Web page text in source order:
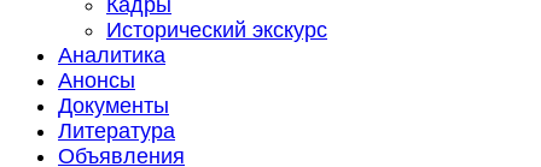
Кадры
Исторический экскурс
Аналитика
Анонсы
Документы
Литература
Объявления